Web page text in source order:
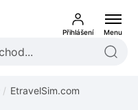
Přihlášení Menu
EtravelSim.com